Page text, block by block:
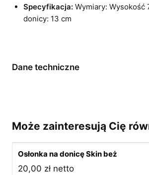
Specyfikacja:Wymiary: Wysokość
donicy: 13 cm
Dane techniczne
Może zainteresują Cię
Osłonka na donicę Skin beż
20,00 zł netto